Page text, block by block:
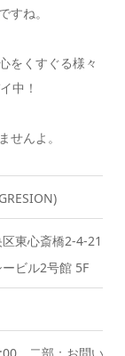
すね。
をくすぐる様々
中！
せんよ。
東心斎橋2-4-21
ビル2号館 5F